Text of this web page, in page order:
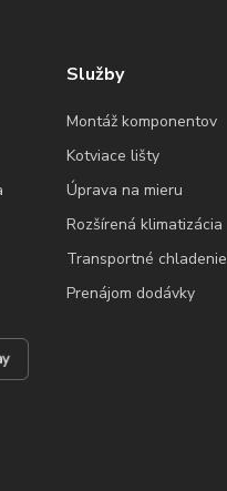
Služby
Montáž komponentov
Kotviace lišty
Úprava na mieru
Rozšírená klimatizácia
Transportné chladenie
Prenájom dodávky